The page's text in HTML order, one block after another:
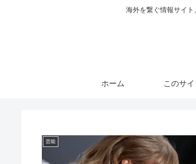
海外を繋ぐ情報サイ
ホーム このサ
芸能